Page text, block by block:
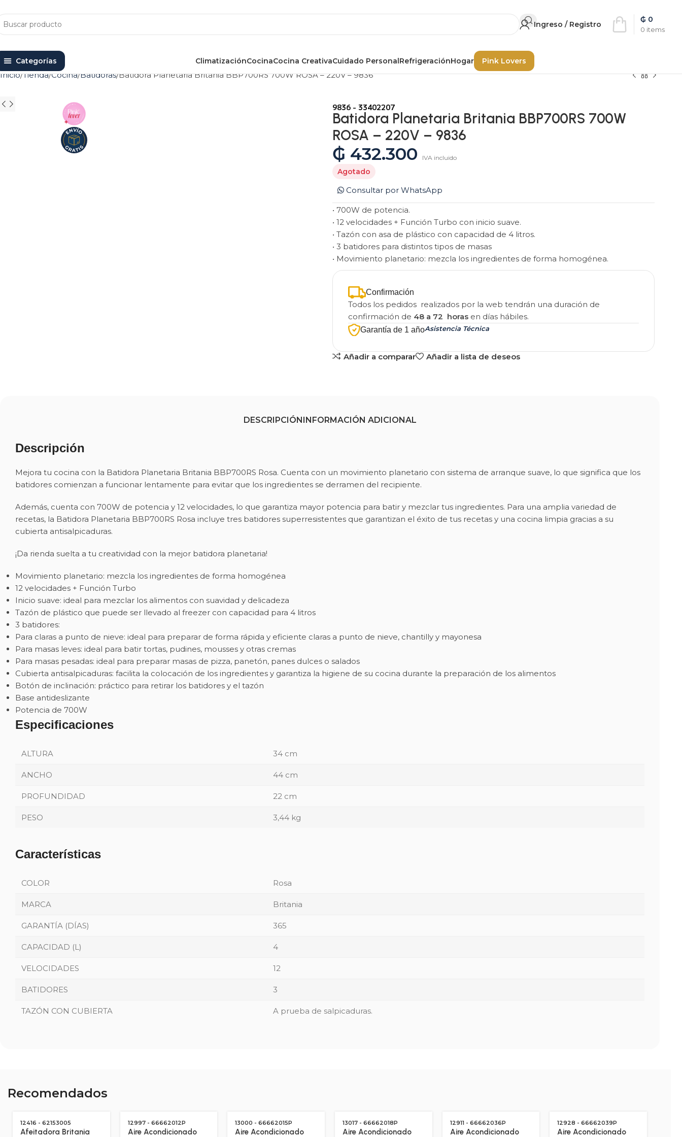
Ingreso / Registro
0 items
₲ 0
Categorías ClimatizaciónCocinaCocina CreativaCuidado PersonalRefrigeraciónHogar Pink Lovers
Inicio Tienda Cocina Batidoras Batidora Planetaria Britania BBP700RS 700W ROSA – 220V – 9836
AGOTADO
9836 - 33402207
Batidora Planetaria Britania BBP700RS 700W
ROSA – 220V – 9836
₲ 432.300 IVA incluido
Agotado
Consultar por WhatsApp
• 700W de potencia.
• 12 velocidades + Función Turbo con inicio suave.
• Tazón con asa de plástico con capacidad de 4 litros.
• 3 batidores para distintos tipos de masas
• Movimiento planetario: mezcla los ingredientes de forma homogénea.
Confirmación
Todos los pedidos realizados por la web tendrán una duración de
confirmación de 48 a 72 horasen días hábiles.
Garantía de 1 añoAsistencia Técnica
Añadir a comparar Añadir a lista de deseos
DESCRIPCIÓNINFORMACIÓN ADICIONAL
Descripción
Mejora tu cocina con la Batidora Planetaria Britania BBP700RS Rosa. Cuenta con un movimiento planetario con sistema de arranque suave, lo que significa que los
batidores comienzan a funcionar lentamente para evitar que los ingredientes se derramen del recipiente.
Además, cuenta con 700W de potencia y 12 velocidades, lo que garantiza mayor potencia para batir y mezclar tus ingredientes. Para una amplia variedad de
recetas, la Batidora Planetaria BBP700RS Rosa incluye tres batidores superresistentes que garantizan el éxito de tus recetas y una cocina limpia gracias a su
cubierta antisalpicaduras.
¡Da rienda suelta a tu creatividad con la mejor batidora planetaria!
Movimiento planetario: mezcla los ingredientes de forma homogénea
12 velocidades + Función Turbo
Inicio suave: ideal para mezclar los alimentos con suavidad y delicadeza
Tazón de plástico que puede ser llevado al freezer con capacidad para 4 litros
3 batidores:
Para claras a punto de nieve: ideal para preparar de forma rápida y eficiente claras a punto de nieve, chantilly y mayonesa
Para masas leves: ideal para batir tortas, pudines, mousses y otras cremas
Para masas pesadas: ideal para preparar masas de pizza, panetón, panes dulces o salados
Cubierta antisalpicaduras: facilita la colocación de los ingredientes y garantiza la higiene de su cocina durante la preparación de los alimentos
Botón de inclinación: práctico para retirar los batidores y el tazón
Base antideslizante
Potencia de 700W
Especificaciones
ALTURA 34 cm
ANCHO 44 cm
PROFUNDIDAD 22 cm
PESO 3,44 kg
Características
COLOR Rosa
MARCA Britania
GARANTÍA (DÍAS) 365
CAPACIDAD (L) 4
VELOCIDADES 12
BATIDORES 3
TAZÓN CON CUBIERTA A prueba de salpicaduras.
Recomendados
12416 - 62153005
Afeitadora Britania
12997 - 66662012P
Aire Acondicionado
13000 - 66662015P
Aire Acondicionado
13017 - 66662018P
Aire Acondicionado
12911 - 66662036P
Aire Acondicionado
12928 - 66662039P
Aire Acondicionado